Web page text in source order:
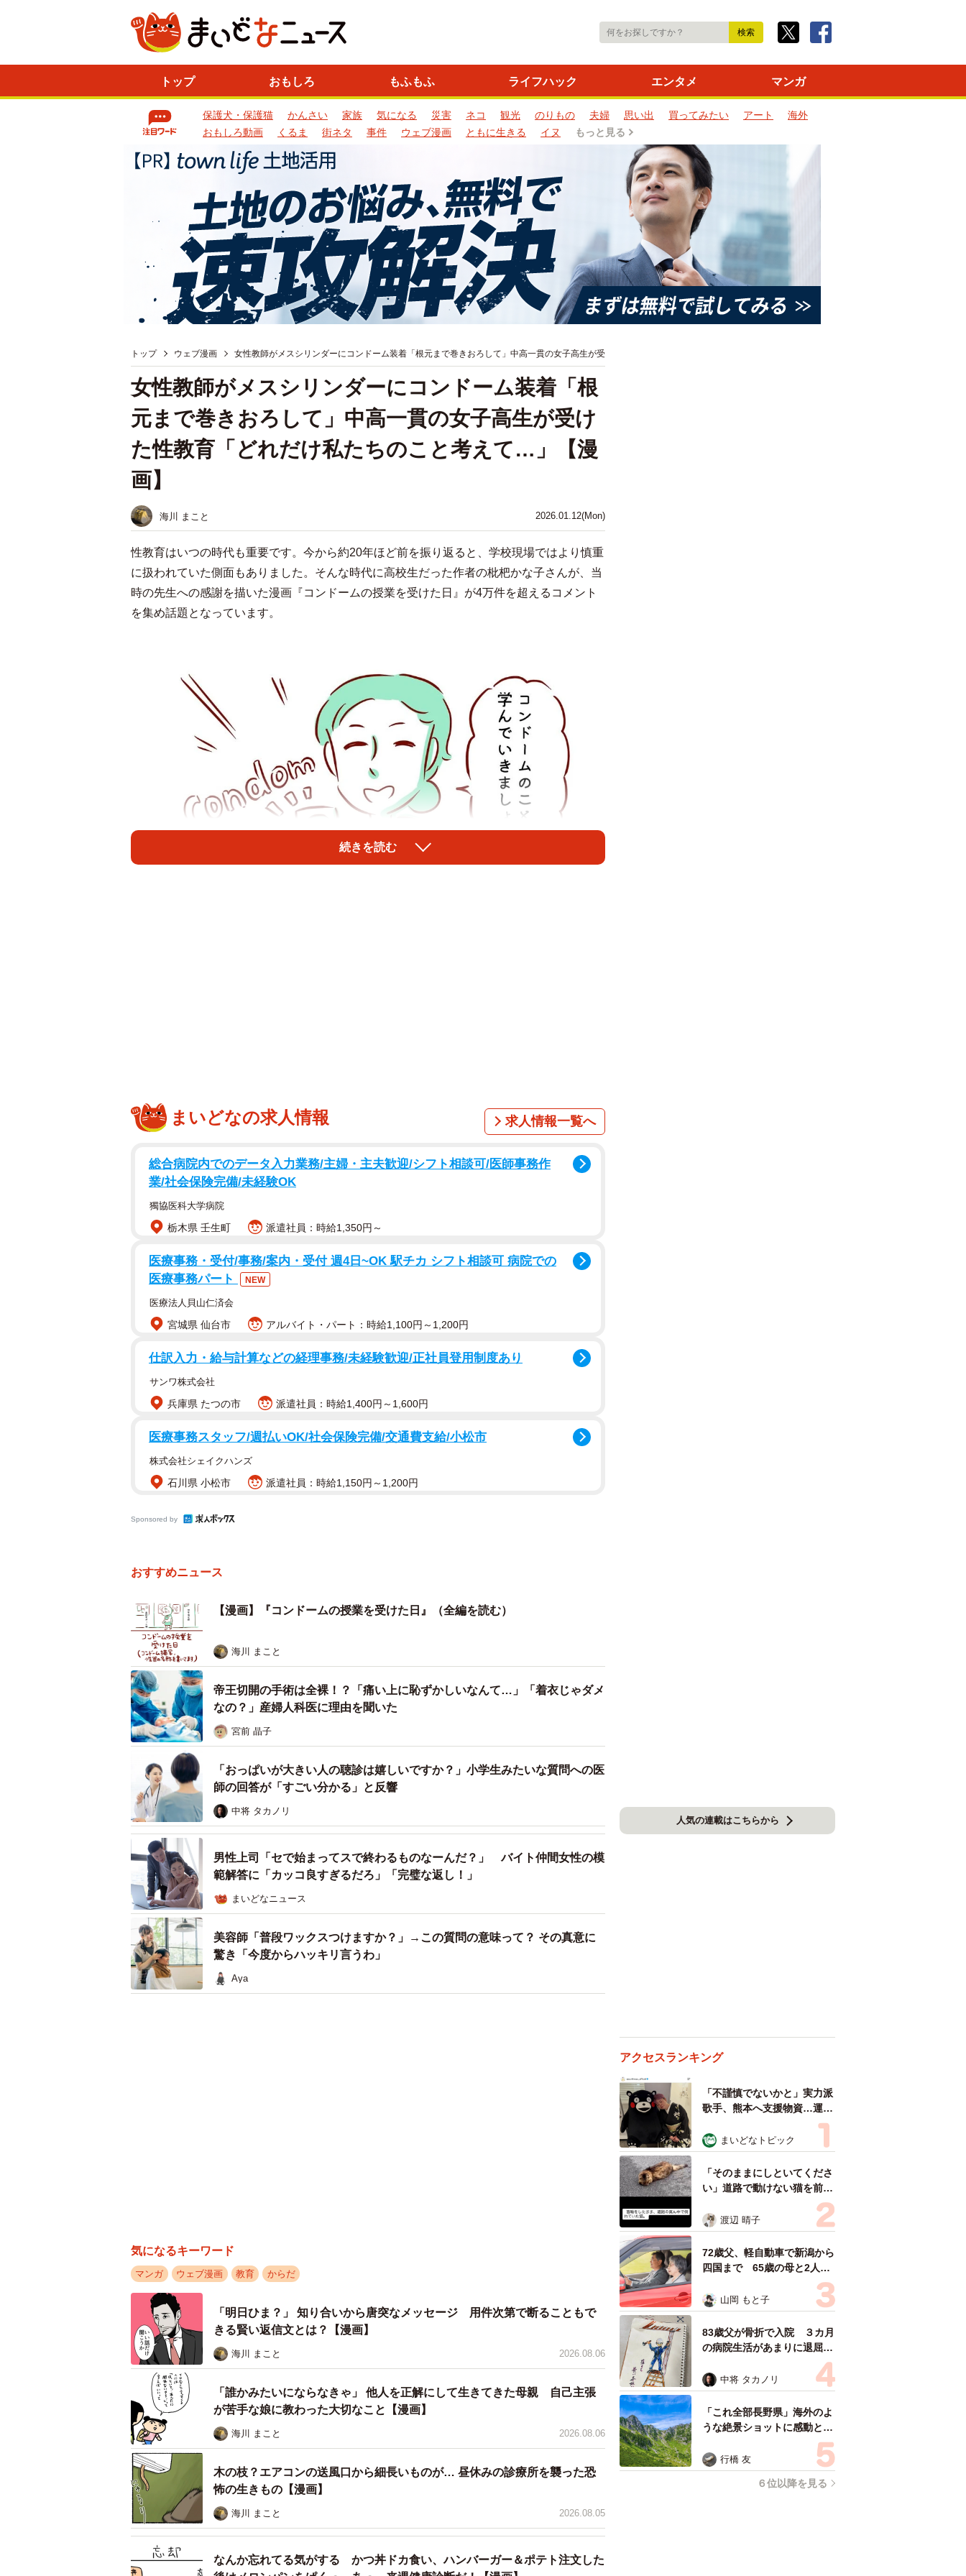
トップ おもしろ もふもふ ライフハック エンタメ マンガ
保護犬・保護猫 かんさい 家族 気になる 災害 ネコ 観光 のりもの 夫婦 思い出 買ってみたい アート
海外
おもしろ動画
くるま 街ネタ 事件 ウェブ漫画 ともに生きる イヌ もっと見る
トップ ウェブ漫画 女性教師がメスシリンダーにコンドーム装着「根元まで巻きおろして」中高一貫の女子高生が受
2026.01.12(Mon)
女性教師がメスシリンダーにコンドーム装着「根
元まで巻きおろして」中高一貫の女子高生が受け
た性教育「どれだけ私たちのこと考えて…」【漫
画】
海川 まこと
性教育はいつの時代も重要です。今から約20年ほど前を振り返ると、学校現場ではより慎重
に扱われていた側面もありました。そんな時代に高校生だった作者の枇杷かな子さんが、当
時の先生への感謝を描いた漫画『コンドームの授業を受けた日』が4万件を超えるコメント
を集め話題となっています。
性感染症を学ぶ一環としてコンドームを学ぶ（枇杷かな子さん提供）
厳しい女性教師がおり、作者は少し苦手意識を抱いていたそうです。しかし、その先生がお
こなった「性感染症」に関する授業は、今もなお作者の心に強く残っています。
授業中、先生は「コンドームのことについて学んでいきましょう」と実物を持参し、生徒た
ちに実際に触れさせながら性感染症予防や避妊について説明しました。さらに、化学の授業
で使うメスシリンダーを男性器に見立てて、正しい装着方法まで丁寧に示したのです。その
光景に作者は衝撃を受けます。
真剣に言葉をかけてくれました。また、性行為を断ることも立派な選択であり、自分の意志
を大切にしてほしいという思いも丁寧に伝えてくれたのです。
続きを読む
まいどなの求人情報 求人情報一覧へ
総合病院内でのデータ入力業務/主婦・主夫歓迎/シフト相談可/医師事務作
業/社会保険完備/未経験OK
獨協医科大学病院
栃木県 壬生町 派遣社員：時給1,350円～
医療事務・受付/事務/案内・受付 週4日~OK 駅チカ シフト相談可 病院での
医療事務パート
NEW
医療法人貝山仁済会
宮城県 仙台市 アルバイト・パート：時給1,100円～1,200円
仕訳入力・給与計算などの経理事務/未経験歓迎/正社員登用制度あり
サンワ株式会社
兵庫県 たつの市 派遣社員：時給1,400円～1,600円
医療事務スタッフ/週払いOK/社会保険完備/交通費支給/小松市
株式会社シェイクハンズ
石川県 小松市 派遣社員：時給1,150円～1,200円
Sponsored by
おすすめニュース
【漫画】『コンドームの授業を受けた日』（全編を読む）
海川 まこと
帝王切開の手術は全裸！？「痛い上に恥ずかしいなんて…」「着衣じゃダメ
なの？」産婦人科医に理由を聞いた
宮前 晶子
「おっぱいが大きい人の聴診は嬉しいですか？」小学生みたいな質問への医
師の回答が「すごい分かる」と反響
中将 タカノリ
男性上司「セで始まってスで終わるものなーんだ？」 バイト仲間女性の模
範解答に「カッコ良すぎるだろ」「完璧な返し！」
まいどなニュース
美容師「普段ワックスつけますか？」→この質問の意味って？ その真意に
驚き「今度からハッキリ言うわ」
Aya
気になるキーワード
マンガ ウェブ漫画 教育 からだ
「明日ひま？」 知り合いから唐突なメッセージ 用件次第で断ることもで
きる賢い返信文とは？【漫画】
海川 まこと 2026.08.06
「誰かみたいにならなきゃ」 他人を正解にして生きてきた母親 自己主張
が苦手な娘に教わった大切なこと【漫画】
海川 まこと 2026.08.06
木の枝？エアコンの送風口から細長いものが… 昼休みの診療所を襲った恐
怖の生きもの【漫画】
海川 まこと 2026.08.05
なんか忘れてる気がする かつ丼ドカ食い、ハンバーガー＆ポテト注文した
人気の連載はこちらから
アクセスランキング
「不謹慎でないかと」実力派
歌手、熊本へ支援物資…運搬
トラックの車体デザインにた
めらい 「痛いほど伝わる」
「行動され立派」
まいどなトピック
「そのままにしといてくださ
い」道路で動けない猫を前に
返された一言… 懸命に生き
ようとした4日間 「命の重
さはみんな同じ」保護団体代
表の訴え
渡辺 晴子
72歳父、軽自動車で新潟から
四国まで 65歳の母と2人で
3泊4日の旅 パーキングの休
憩まで分刻み… 「大学生で
も組まねえよ！」
山岡 もと子
83歳父が骨折で入院 ３カ月
の病院生活があまりに退屈で
い！」→スケッチブックを見
た家族が仰天「これ、売れま
すよ…」
中将 タカノリ
「これ全部長野県」海外のよ
うな絶景ショットに感動と反
響「離れてからいいところだ
ったんだって気づいた」
行橋 友
６位以降を見る